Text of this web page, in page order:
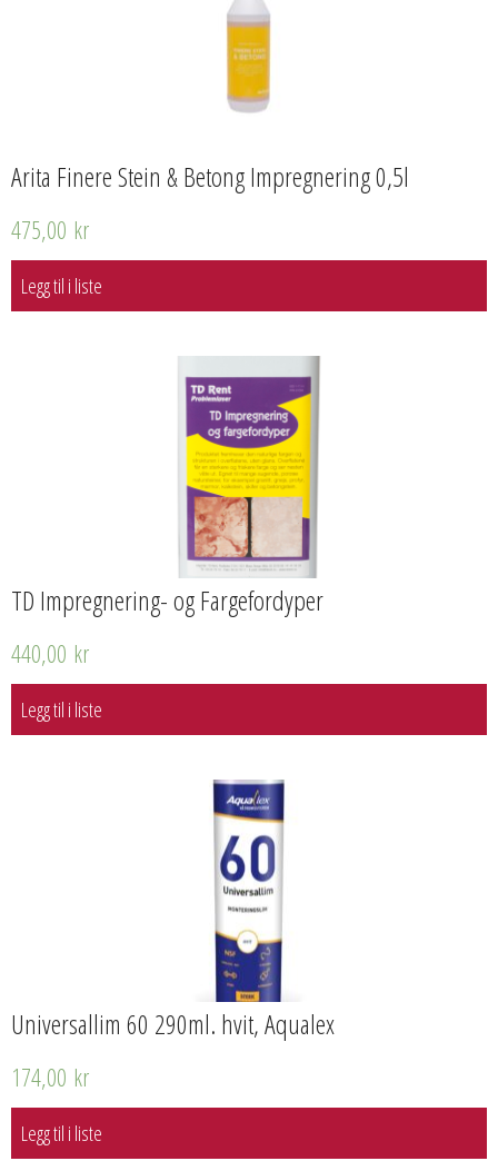
Arita Finere Stein & Betong Impregnering 0,5l
475,00 kr
Legg til i liste
TD Impregnering- og Fargefordyper
440,00 kr
Legg til i liste
Universallim 60 290ml. hvit, Aqualex
174,00 kr
Legg til i liste